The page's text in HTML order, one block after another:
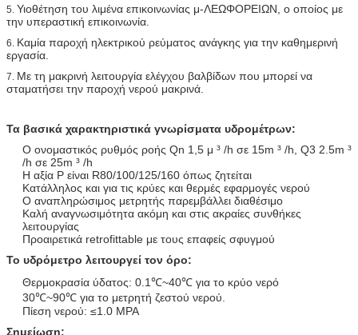
5. Υιοθέτηση του λιμένα επικοινωνίας μ-ΛΕΩΦΟΡΕΙΩΝ, ο οποίος με
την υπεραστική επικοινωνία.
6. Καμία παροχή ηλεκτρικού ρεύματος ανάγκης για την καθημερινή
εργασία.
7. Με τη μακρινή λειτουργία ελέγχου βαλβίδων που μπορεί να
σταματήσει την παροχή νερού μακρινά.
Τα βασικά χαρακτηριστικά γνωρίσματα υδρομέτρων:
Ο ονομαστικός ρυθμός ροής Qn 1,5 μ ³ /h σε 15m ³ /h, Q3 2.5m ³
/h σε 25m ³ /h
Η αξία Ρ είναι R80/100/125/160 όπως ζητείται
Κατάλληλος και για τις κρύες και θερμές εφαρμογές νερού
Ο αναπληρώσιμος μετρητής παρεμβάλλει διαθέσιμο
Καλή αναγνωσιμότητα ακόμη και στις ακραίες συνθήκες
λειτουργίας
Προαιρετικά retrofittable με τους επαφείς σφυγμού
Το υδρόμετρο λειτουργεί τον όρο:
Θερμοκρασία ύδατος: 0.1℃~40℃ για το κρύο νερό
30℃~90℃ για το μετρητή ζεστού νερού.
Πίεση νερού: ≤1.0 MPA
Σημείωση: